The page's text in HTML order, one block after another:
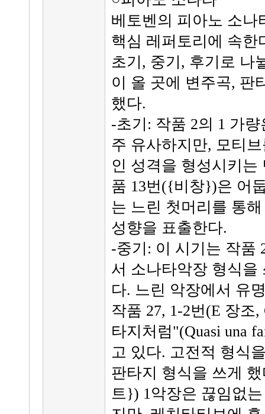
베토벤의 피아노 소나
핵심 레퍼토리에 속한
초기, 중기, 후기로 나
이 올 곳에 변주곡, 판
했다.
-초기: 작품 2의 1 가
주 유사하지만, 모티
인 성격을 형성시키
품 13번({비창})은 어
는 느린 첫머리를 통
성향을 표출한다.
-중기: 이 시기는 작품
서 소나타악장 형식을
다. 느린 악장에서 유
작품 27, 1-2번(E 장
타지처럼"(Quasi una
고 있다. 고전적 형식
판타지 형식을 쓰게
트}) 1악장은 끊임없